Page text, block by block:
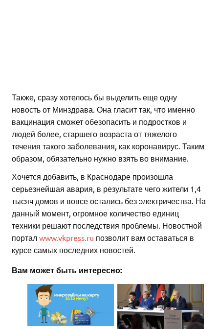
Также, сразу хотелось бы выделить еще одну
новость от Минздрава. Она гласит так, что именно
вакцинация сможет обезопасить и подростков и
людей более, старшего возраста от тяжелого
течения такого заболевания, как коронавирус. Таким
образом, обязательно нужно взять во внимание.
Хочется добавить, в Краснодаре произошла
серьезнейшая авария, в результате чего жители 1,4
тысяч домов и вовсе остались без электричества. На
данный момент, огромное количество единиц
техники решают последствия проблемы. Новостной
портал www.vkpress.ru позволит вам оставаться в
курсе самых последних новостей.
Вам может быть интересно: